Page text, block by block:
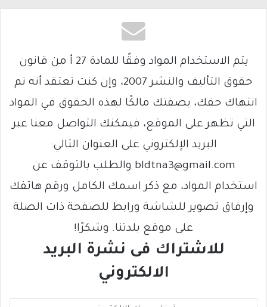
يتم الاستخدام المواد وفقًا للمادة 27 أ من قانون
حقوق التأليف والنشر 2007، وإن كنت تعتقد أنه تم
انتهاك حقك، بصفتك مالكًا لهذه الحقوق في المواد
التي تظهر على الموقع، فيمكنك التواصل معنا عبر
البريد الإلكتروني على العنوان التالي:
bldtna3@gmail.com والطلب بالتوقف عن
استخدام المواد، مع ذكر اسمك الكامل ورقم هاتفك
وإرفاق تصوير للشاشة ورابط للصفحة ذات الصلة
على موقع بلدتنا. وشكرًا!
للاشتراك فى نشرة البريد
الالكتروني